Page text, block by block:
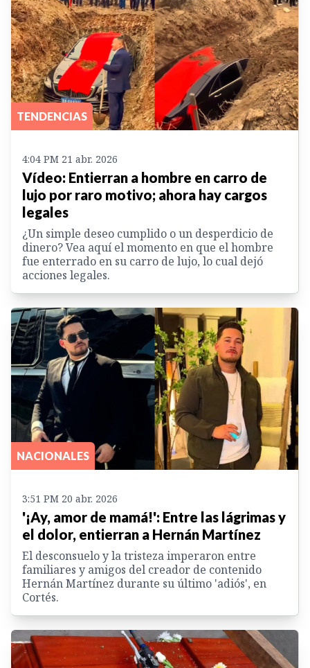
TENDENCIAS
4:04 PM 21 abr. 2026
Vídeo: Entierran a hombre en carro de
lujo por raro motivo; ahora hay cargos
legales
¿Un simple deseo cumplido o un desperdicio de
dinero? Vea aquí el momento en que el hombre
fue enterrado en su carro de lujo, lo cual dejó
acciones legales.
NACIONALES
3:51 PM 20 abr. 2026
'¡Ay, amor de mamá!': Entre las lágrimas y
el dolor, entierran a Hernán Martínez
El desconsuelo y la tristeza imperaron entre
familiares y amigos del creador de contenido
Hernán Martínez durante su último 'adiós', en
Cortés.